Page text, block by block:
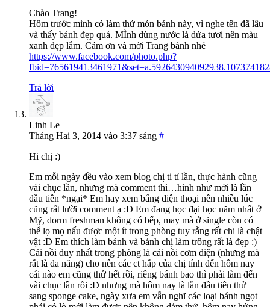
Chào Trang!
Hôm trước mình có làm thử món bánh này, vì nghe tên đã lâu
và thấy bánh đẹp quá. MÌnh dùng nước lá dứa tươi nên màu
xanh đẹp lắm. Cảm ơn và mời Trang bánh nhé
https://www.facebook.com/photo.php?
Trả lời
Linh Le
Tháng Hai 3, 2014 vào 3:37 sáng #
Hi chị :)
Em mỗi ngày đều vào xem blog chị ti tỉ lần, thực hành cũng
vài chục lần, nhưng mà comment thì…hình như mới là lần
đầu tiên *ngại* Em hay xem bằng điện thoại nên nhiều lúc
cũng rất lười comment ạ :D Em đang học đại học năm nhất ở
Mỹ, dorm freshman không có bếp, may mà ở single còn có
thể lọ mọ nấu được một ít trong phòng tuy rằng rất chi là chật
vật :D Em thích làm bánh và bánh chị làm trông rất là đẹp :)
Cái nồi duy nhất trong phòng là cái nồi cơm điện (nhưng mà
rất là đa năng) cho nên các ct hấp của chị tính đến hôm nay
cái nào em cũng thử hết rồi, riêng bánh bao thì phải làm đến
vài chục lần rồi :D nhưng mà hôm nay là lần đầu tiên thử
sang sponge cake, ngày xưa em vẫn nghĩ các loại bánh ngọt